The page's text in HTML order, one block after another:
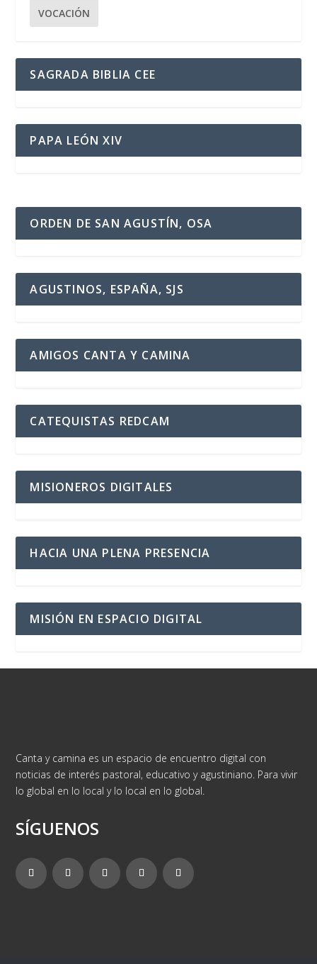
VOCACIÓN
SAGRADA BIBLIA CEE
PAPA LEÓN XIV
ORDEN DE SAN AGUSTÍN, OSA
AGUSTINOS, ESPAÑA, SJS
AMIGOS CANTA Y CAMINA
CATEQUISTAS REDCAM
MISIONEROS DIGITALES
HACIA UNA PLENA PRESENCIA
MISIÓN EN ESPACIO DIGITAL
Canta y camina es un espacio de encuentro digital con
noticias de interés pastoral, educativo y agustiniano. Para vivir
lo global en lo local y lo local en lo global.
SÍGUENOS